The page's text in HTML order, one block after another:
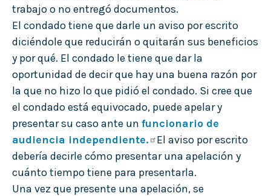
trabajo o no entregó documentos.
El condado tiene que darle un aviso por escrito
diciéndole que reducirán o quitarán sus beneficios
y por qué. El condado le tiene que dar la
oportunidad de decir que hay una buena razón por
la que no hizo lo que pidió el condado. Si cree que
el condado está equivocado, puede apelar y
presentar su caso ante un funcionario de
audiencia independiente.
El aviso por escrito
debería decirle cómo presentar una apelación y
cuánto tiempo tiene para presentarla.
Una vez que presente una apelación, se